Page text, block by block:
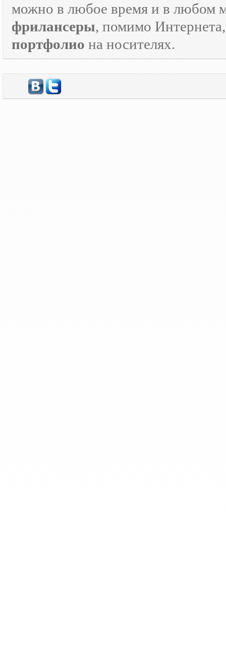
можно в любое время и в любом
фрилансеры, помимо
портфолио на носителях.